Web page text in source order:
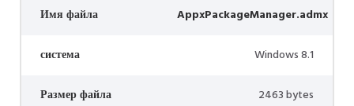
Имя файла AppxPackageManager.admx
система Windows 8.1
Размер файла 2463 bytes